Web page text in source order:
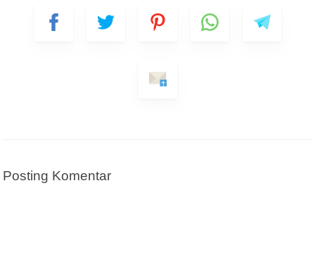
Posting Komentar